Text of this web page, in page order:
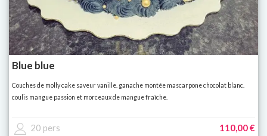
Blue blue
Couches de molly cake saveur vanille. ganache montée mascarpone chocolat blanc.
coulis mangue passion et morceaux de mangue fraîche.
20 pers 110,00 €